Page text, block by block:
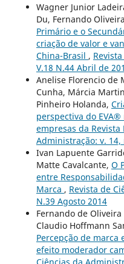
Wagner Junior
Du, Fernando
Primário e o
criação de valor e
China-Brasil ,
V.18 N.44 Abril de
Anelise Florencio de
Cunha, Márcia
Pinheiro Holanda,
perspectiva do
empresas da Revista
Administração: v.
Ivan Lapuente
Matte Cavalcante, O
entre
Marca , Revista de
N.39 Agosto 2014
Fernando de
Claudio Hoffmann
Percepção de marca
efeito moderador